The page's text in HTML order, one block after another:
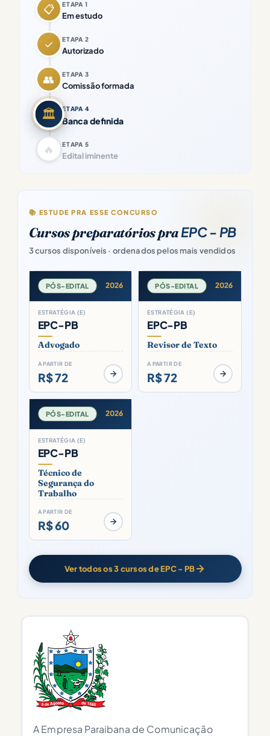
📋 ETAPA 1
Em estudo
✓ ETAPA 2
Autorizado
👥 ETAPA 3
Comissão formada
🏛️ ETAPA 4
Banca definida
🔥 ETAPA 5
Edital iminente
📚 ESTUDE PRA ESSE CONCURSO
Cursos preparatórios praEPC - PB
3 cursos disponíveis · ordenados pelos mais vendidos
PÓS-EDITAL 2026
ESTRATÉGIA (E)
EPC-PB
Advogado
A PARTIR DE
R$ 72
PÓS-EDITAL 2026
ESTRATÉGIA (E)
EPC-PB
Revisor de Texto
A PARTIR DE
R$ 72
PÓS-EDITAL 2026
ESTRATÉGIA (E)
EPC-PB
Técnico de
Segurança do
Trabalho
A PARTIR DE
R$ 60
Ver todos os 3 cursos de EPC - PB
A Empresa Paraibana de Comunicação